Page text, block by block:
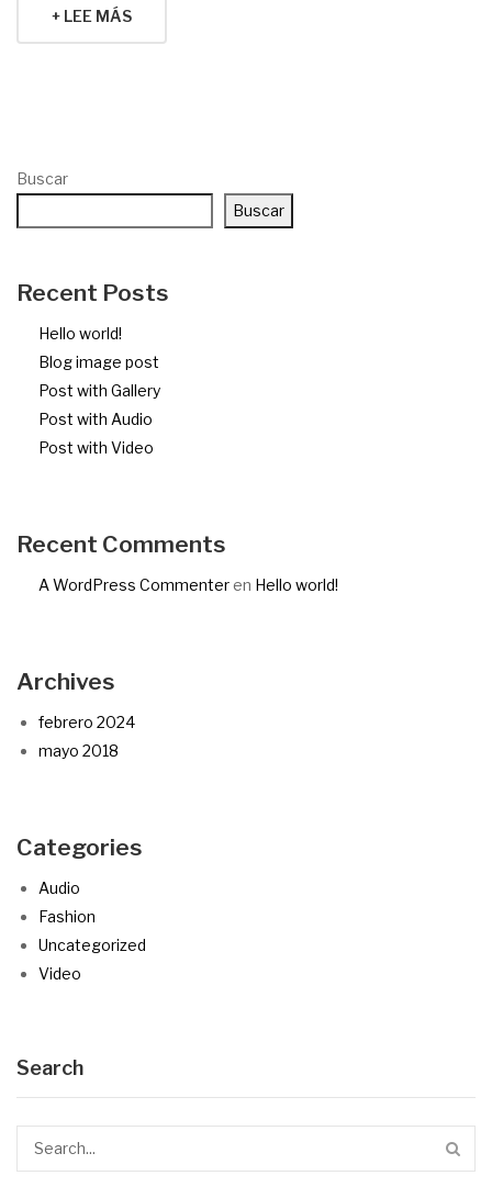
+ LEE MÁS
Buscar
Buscar
Recent Posts
Hello world!
Blog image post
Post with Gallery
Post with Audio
Post with Video
Recent Comments
A WordPress Commenter en Hello world!
Archives
febrero 2024
mayo 2018
Categories
Audio
Fashion
Uncategorized
Video
Search